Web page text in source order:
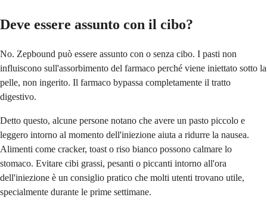
Deve essere assunto con il cibo?
No. Zepbound può essere assunto con o senza cibo. I pasti non
influiscono sull'assorbimento del farmaco perché viene iniettato sotto la
pelle, non ingerito. Il farmaco bypassa completamente il tratto
digestivo.
Detto questo, alcune persone notano che avere un pasto piccolo e
leggero intorno al momento dell'iniezione aiuta a ridurre la nausea.
Alimenti come cracker, toast o riso bianco possono calmare lo
stomaco. Evitare cibi grassi, pesanti o piccanti intorno all'ora
dell'iniezione è un consiglio pratico che molti utenti trovano utile,
specialmente durante le prime settimane.